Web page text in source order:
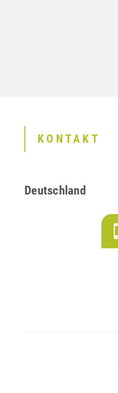
KONTAKT
Deutschland